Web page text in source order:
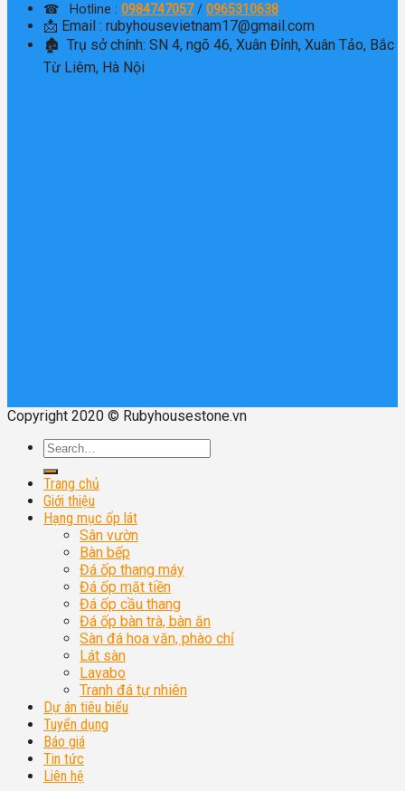
☎ Hotline : 0984747057 / 0965310638
📩 Email : rubyhousevietnam17@gmail.com
🏚 Trụ sở chính: SN 4, ngõ 46, Xuân Đỉnh, Xuân Tảo, Bắc
Từ Liêm, Hà Nội
Copyright 2020 © Rubyhousestone.vn
Trang chủ
Giới thiệu
Hạng mục ốp lát
Sân vườn
Bàn bếp
Đá ốp thang máy
Đá ốp mặt tiền
Đá ốp cầu thang
Đá ốp bàn trà, bàn ăn
Sàn đá hoa văn, phào chỉ
Lát sàn
Lavabo
Tranh đá tự nhiên
Dự án tiêu biểu
Tuyển dụng
Báo giá
Tin tức
Liên hệ